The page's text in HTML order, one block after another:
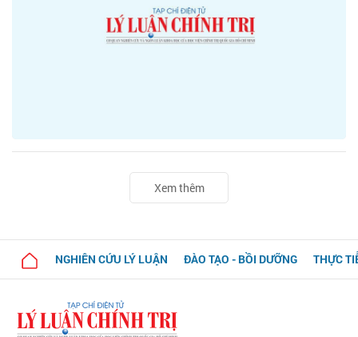
Xem thêm
NGHIÊN CỨU LÝ LUẬN ĐÀO TẠO - BỒI DƯỠNG THỰC